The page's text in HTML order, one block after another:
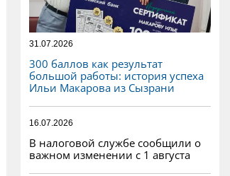
31.07.2026
300 баллов как результат
большой работы: история успеха
Ильи Макарова из Сызрани
16.07.2026
В налоговой службе сообщили о
важном изменении с 1 августа